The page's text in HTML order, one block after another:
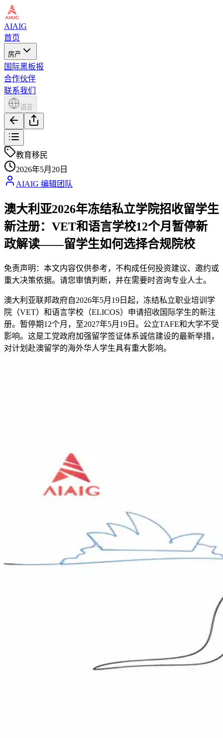
AIAIG
首页
房产
国际黑板报
合作伙伴
联系我们
语言
教育移民
2026年5月20日
AIAIG 编辑团队
澳大利亚2026年冻结私立学院招收留学生
新注册：VET和语言学校12个月暂停新
政解读——留学生如何选择合规院校
免责声明：本文内容仅供参考，不构成任何投资建议、邀约或
重大决策依据。请您审慎判断，并在需要时咨询专业人士。
澳大利亚联邦政府自2026年5月19日起，冻结私立职业培训学
院（VET）和语言学校（ELICOS）申请招收国际学生的新注
册。暂停期12个月，至2027年5月19日。公立TAFE和大学不受
影响。这是工党政府加强留学签证体系诚信建设的最新举措，
对计划赴澳留学的海外华人学生具有重大影响。